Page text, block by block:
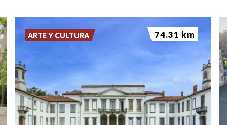
ARTE Y CULTURA 74.31 km